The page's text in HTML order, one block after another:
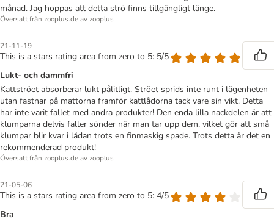
månad. Jag hoppas att detta strö finns tillgängligt länge.
Översatt från zooplus.de av zooplus
21-11-19
This is a stars rating area from zero to 5: 5/5
Lukt- och dammfri
Kattströet absorberar lukt pålitligt. Ströet sprids inte runt i lägenheten
utan fastnar på mattorna framför kattlådorna tack vare sin vikt. Detta
har inte varit fallet med andra produkter! Den enda lilla nackdelen är att
klumparna delvis faller sönder när man tar upp dem, vilket gör att små
klumpar blir kvar i lådan trots en finmaskig spade. Trots detta är det en
rekommenderad produkt!
Översatt från zooplus.de av zooplus
21-05-06
This is a stars rating area from zero to 5: 4/5
Bra